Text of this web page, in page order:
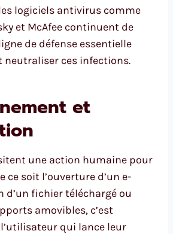
logiciels antivirus comme
et McAfee continuent de
de défense essentielle
neutraliser ces infections.
et
une action humaine pour
ce soit l’ouverture d’un e-
d’un fichier téléchargé ou
amovibles, c’est
qui lance leur